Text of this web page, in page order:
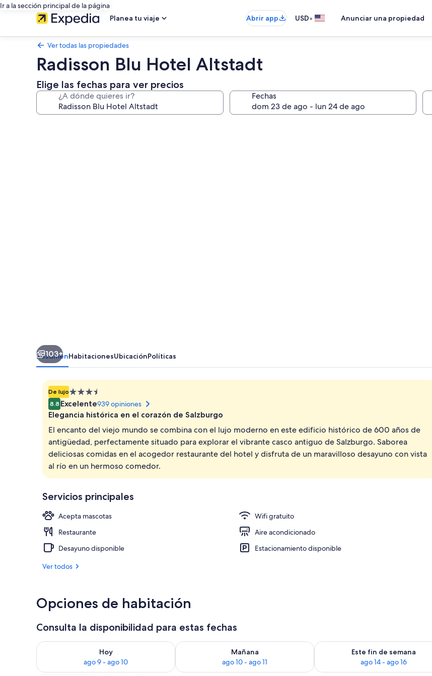
Ir a la sección principal de la página
Planea tu viaje
Abrir app USD• Anunciar una propiedad
Ver todas las propiedades
Radisson Blu Hotel Altstadt
Elige las fechas para ver precios
¿A dónde quieres ir? Fechas
Suite (Kaiser) | Ropa de cama hipoalergénica y minibar
103+
ResumenHabitacionesUbicaciónPolíticas
De lujoPropiedad
de
3.5
8.8 Excelente939 opiniones
Elegancia histórica en el corazón de Salzburgo
El encanto del viejo mundo se combina con el lujo moderno en este edificio histórico de 600 años de
antigüedad, perfectamente situado para explorar el vibrante casco antiguo de Salzburgo. Saborea
deliciosas comidas en el acogedor restaurante del hotel y disfruta de un maravilloso desayuno con vista
al río en un hermoso comedor.
Servicios principales
Acepta mascotas
Wifi gratuito
Restaurante
Aire acondicionado
Desayuno disponible
Estacionamiento disponible
Ver todos
Opciones de habitación
Consulta la disponibilidad para estas fechas
Hoy
ago 9 - ago 10
Consulta la disponibilidad para hoy ago 9 - ago 10
Mañana
ago 10 - ago 11
Consulta la disponibilidad para mañana ago 10 - ago 11
Este fin de semana
ago 14 - ago 16
Consulta la disponibilidad para